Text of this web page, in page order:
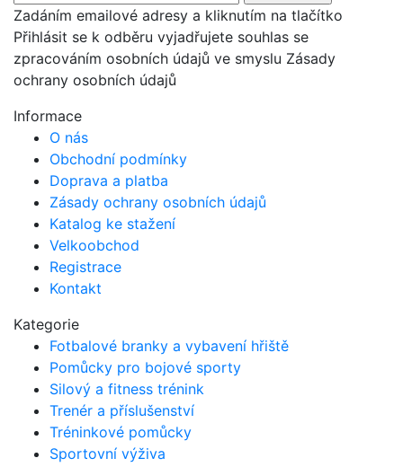
Zadáním emailové adresy a kliknutím na tlačítko
Přihlásit se k odběru vyjadřujete souhlas se
zpracováním osobních údajů ve smyslu Zásady
ochrany osobních údajů
Informace
O nás
Obchodní podmínky
Doprava a platba
Zásady ochrany osobních údajů
Katalog ke stažení
Velkoobchod
Registrace
Kontakt
Kategorie
Fotbalové branky a vybavení hřiště
Pomůcky pro bojové sporty
Silový a fitness trénink
Trenér a příslušenství
Tréninkové pomůcky
Sportovní výživa